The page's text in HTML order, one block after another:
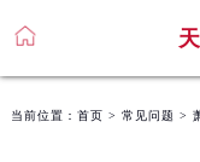
当前位置： 首页 > 常见问题 >